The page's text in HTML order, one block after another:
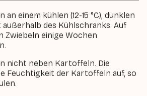
an einem kühlen (12-15 °C), dunklen
des Kühlschranks. Auf
Zwiebeln einige Wochen
nicht neben Kartoffeln. Die
Feuchtigkeit der Kartoffeln auf, so